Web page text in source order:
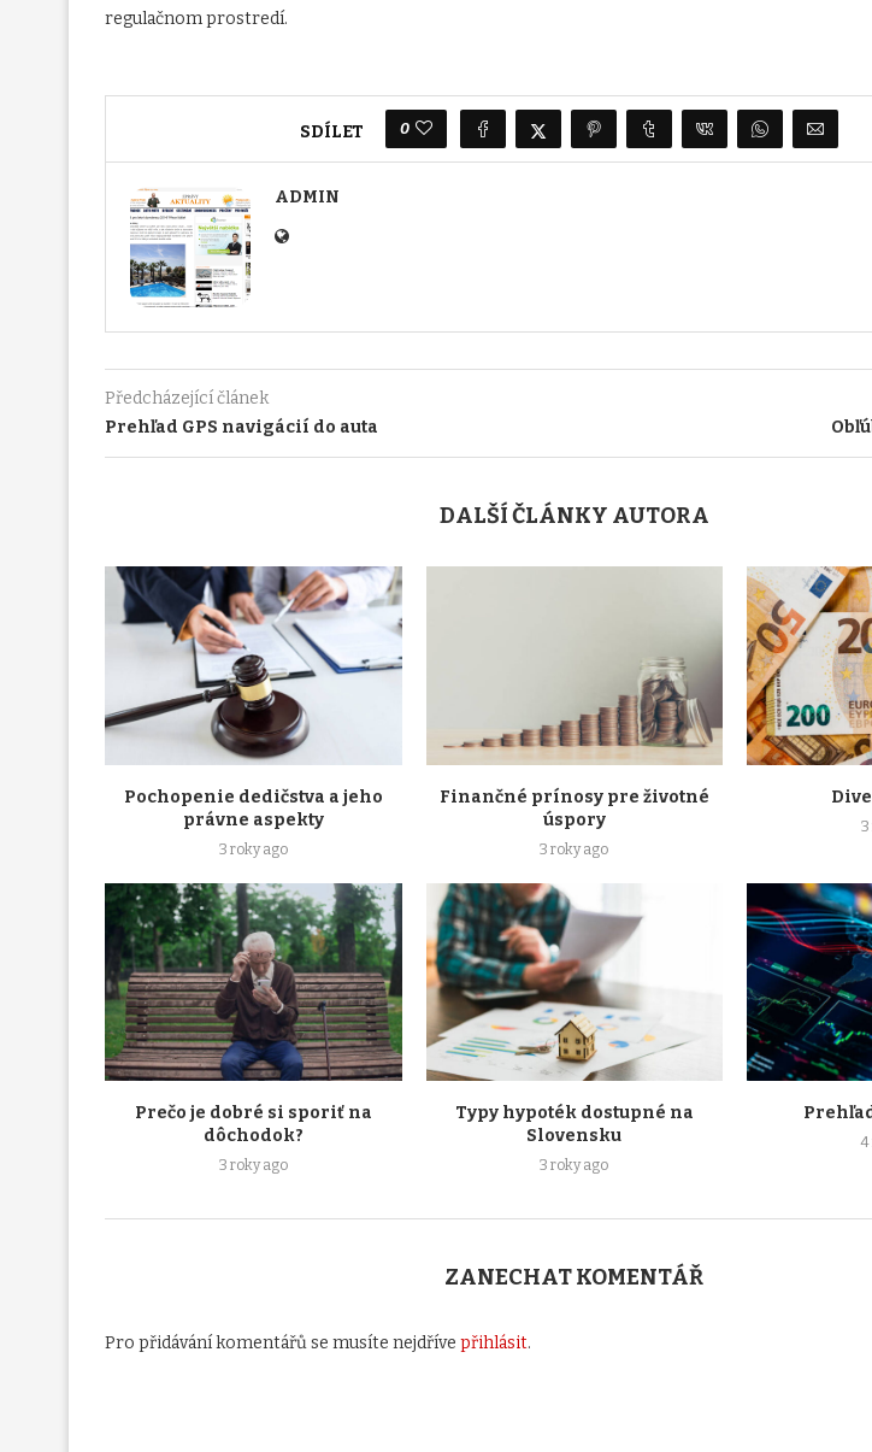
regulačnom prostredí.
SDÍLET 0
ADMIN
Předcházející článek
Prehľad GPS navigácií do auta
DALŠÍ ČLÁNKY AUTORA
Pochopenie dedičstva a jeho
právne aspekty
3 roky ago
Finančné prínosy pre životné
úspory
3 roky ago
3
Prečo je dobré si sporiť na
dôchodok?
3 roky ago
Typy hypoték dostupné na
Slovensku
3 roky ago
4
ZANECHAT KOMENTÁŘ
Pro přidávání komentářů se musíte nejdříve přihlásit.